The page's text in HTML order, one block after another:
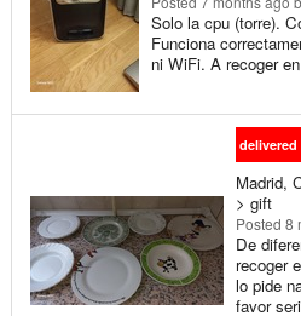
Solo la cpu (torre).
Funciona
ni WiFi. A recoger
delivered
Madrid,
> gift
Posted 8
De
recoger
lo pide
favor